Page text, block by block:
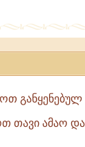
განყენებულ
ამაო და